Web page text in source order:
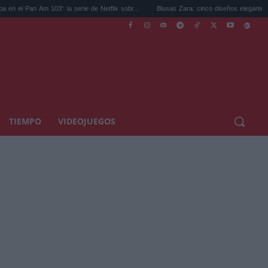
la serie de Netflix sobr... Blusas Zara: cinco diseños elegantes y ligeros que...
TIEMPO VIDEOJUEGOS